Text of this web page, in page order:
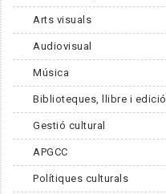
Arts visuals
Audiovisual
Música
Biblioteques, llibre i edició
Gestió cultural
APGCC
Polítiques culturals